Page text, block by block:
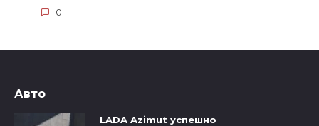
0
Авто
LADA Azimut успешно